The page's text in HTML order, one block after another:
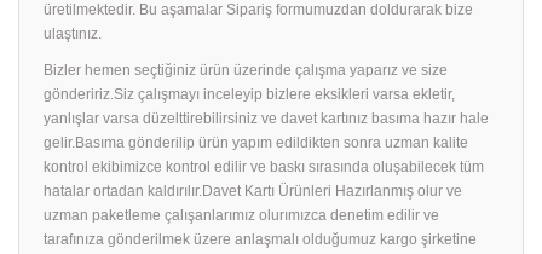
üretilmektedir. Bu aşamalar Sipariş formumuzdan doldurarak bize
ulaştınız.
Bizler hemen seçtiğiniz ürün üzerinde çalışma yaparız ve size
göndeririz.Siz çalışmayı inceleyip bizlere eksikleri varsa ekletir,
yanlışlar varsa düzelttirebilirsiniz ve davet kartınız basıma hazır hale
gelir.Basıma gönderilip ürün yapım edildikten sonra uzman kalite
kontrol ekibimizce kontrol edilir ve baskı sırasında oluşabilecek tüm
hatalar ortadan kaldırılır.Davet Kartı Ürünleri Hazırlanmış olur ve
uzman paketleme çalışanlarımız olurımızca denetim edilir ve
tarafınıza gönderilmek üzere anlaşmalı olduğumuz kargo şirketine